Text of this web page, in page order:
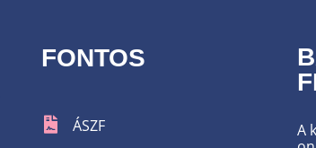
FONTOS
ÁSZF
A